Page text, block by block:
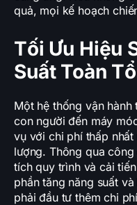
quả, mọi kế hoạch
Tối Ưu Hiệu
Suất Toàn
Một hệ thống vận
con người đến máy
vụ với chi phí thấp
lượng. Thông qua
tích quy trình và cải
phần tăng năng suất
phải đầu tư thêm chi